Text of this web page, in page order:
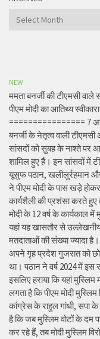
Archives
NEW
ममता बनर्जी की टीएमसी
पीएम मोदी का आतिथ्य
================ 7
बनर्जी के नेतृत्व वाली
सांसदों को सुबह के नाश्ते पर
शामिल हुए हैं। इन सांसदों में
यूसुफ पठान, खलीलुर्रहमान
ने पीएम मोदी के पास खड़े होकर
कार्यशैली की प्रशंसा करते हुए
मोदी के 12 वर्ष के कार्यकाल
यहां यह खासतौर से
मतदाताओं की संख्या ज्यादा
अपने गृह प्रदेश गुजरात को
था। पठान ने वर्ष 2024 में
इसलिए हराया कि यहां
लगता है कि पीएम मोदी
कांग्रेस के राहुल गांधी, सपा
है कि जब मुस्लिम वोटों के दम
कर रहे हैं, तब मोदी मुस्लिम